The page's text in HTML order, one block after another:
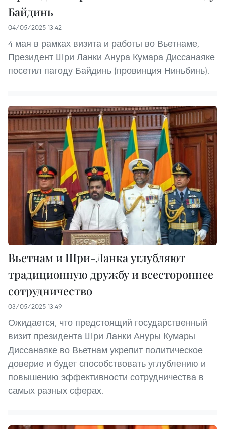
Байдинь
04/05/2025 13:42
4 мая в рамках визита и работы во Вьетнаме,
Президент Шри-Ланки Анура Кумара Диссанаяке
посетил пагоду Байдинь (провинция Ниньбинь).
Вьетнам и Шри-Ланка углубляют
традиционную дружбу и всестороннее
сотрудничество
03/05/2025 13:49
Ожидается, что предстоящий государственный
визит президента Шри-Ланки Ануры Кумары
Диссанаяке во Вьетнам укрепит политическое
доверие и будет способствовать углублению и
повышению эффективности сотрудничества в
самых разных сферах.